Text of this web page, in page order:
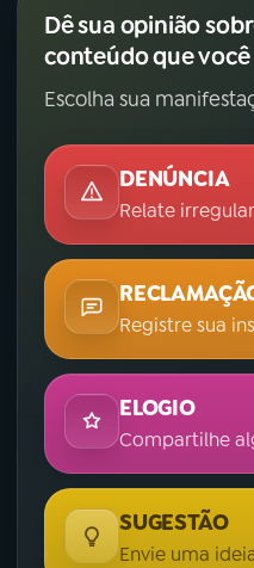
Dê sua opinião
conteúdo que você
Escolha sua
DENÚNCIA
Relate
Registre sua
ELOGIO
Compartilhe
SUGESTÃO
Envie uma